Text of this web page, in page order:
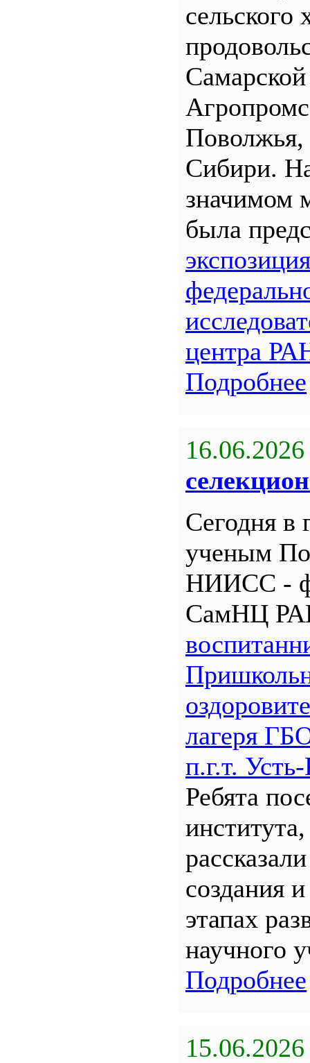
сельского
Поволжья,
Сибири.
значимом
была
центра
Подробнее
16.06.2026
Сегодня в
ученым
НИИСС -
СамНЦ
лагеря
п.г.т.
Ребята
создания
этапах
научного
Подробнее
15.06.2026